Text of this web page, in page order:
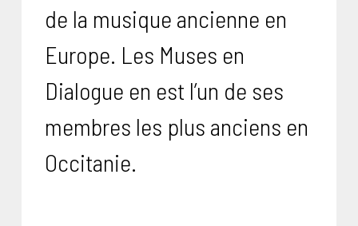
de la musique ancienne en
Europe. Les Muses en
Dialogue en est l’un de ses
membres les plus anciens en
Occitanie.